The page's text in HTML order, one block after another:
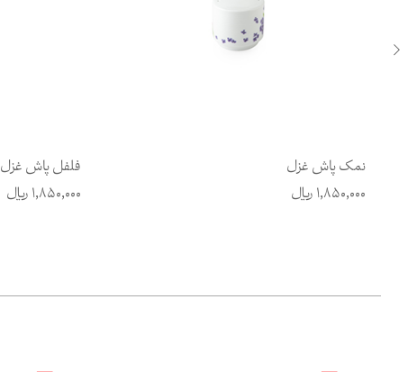
نمک پاش غزل
1,850,000ریال
فلفل پاش غزل
1,850,000ریال